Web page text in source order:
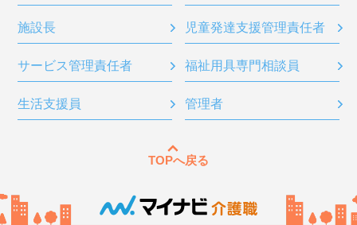
施設長 児童発達支援管理責任者
サービス管理責任者 福祉用具専門相談員
生活支援員 管理者
TOPへ戻る